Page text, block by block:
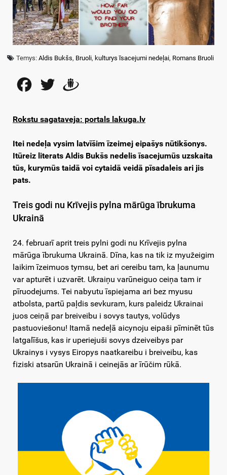
Temys:Aldis Bukšs, Bruoli, kulturys īsacejumi nedeļai, Romans Bruoli
FacebookTwitter
Rokstu sagataveja: portals lakuga.lv
Itei nedeļa vysim latvīšim īzeimej eipašys nūtikšonys.
Itūreiz literats Aldis Bukšs nedelis īsacejumūs uzskaita
tūs, kurymūs taidā voi cytaidā veidā pīsadaleis ari jis
pats.
Treis godi nu Krīvejis pylna mārūga ībrukuma
Ukrainā
24. februarī aprit treis pylni godi nu Krīvejis pylna
mārūga ībrukuma Ukrainā. Dīna, kas na tik iz myužeigim
laikim īzeimuos tymsu, bet ari cereibu tam, ka ļaunumu
var apturēt i uzvarēt. Ukraiņu varūneiguo ceiņa tam ir
pīruodejums. Tei nabyutu īspiejama ari bez myusu
atbolsta, partū paļdis sevkuram, kurs paleidz Ukrainai
juos ceiņā par breiveibu i sovys tautys, volūdys
pastuoviešonu! Itamā nedeļā aicynoju eipaši pīminēt tūs
latgalīšus, kas ir uperiejuši sovys dzeiveibys par
Ukrainys i vysys Eiropys naatkareibu i breiveibu, kas
fiziski atsarūn Ukrainā i ceinejās ar īrūčim rūkā.